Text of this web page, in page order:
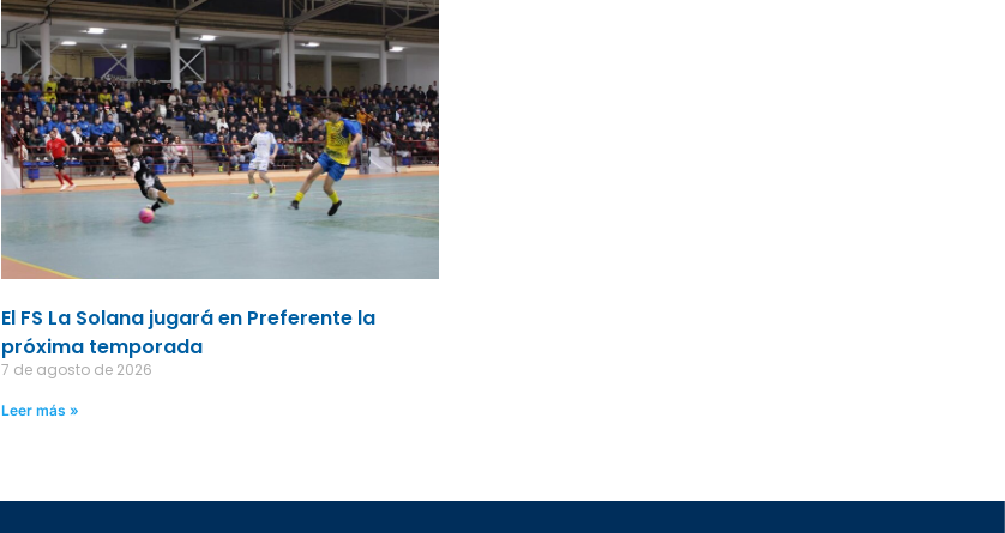
El FS La Solana jugará en Preferente la
próxima temporada
7 de agosto de 2026
Leer más »